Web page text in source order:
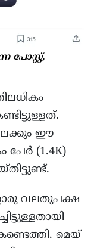
പോസ്റ്റ്,
ലൈക്കും ഈ
പേർ (1.4K)
വലതുപക്ഷ
മെയ്